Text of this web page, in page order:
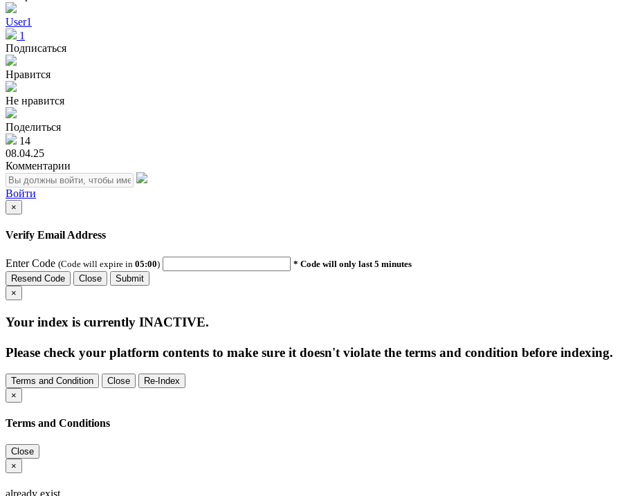
User1
1
Подписаться
Нравится
Не нравится
Поделиться
14
08.04.25
Комментарии
Войти
×
Verify Email Address
Enter Code (Code will expire in 05:00)
* Code will only last 5 minutes
Resend Code
Close
Submit
×
Your index is currently INACTIVE.
Please check your platform contents to make sure it doesn't violate the terms and condition before indexing.
Terms and Condition Close
Re-Index
×
Terms and Conditions
Close
×